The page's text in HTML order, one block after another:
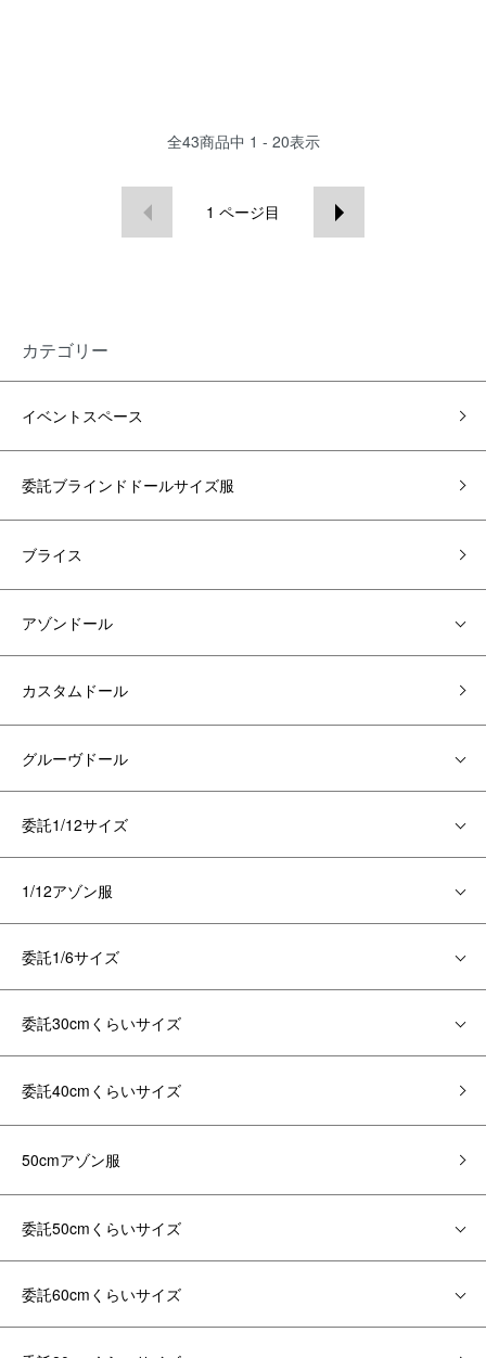
全43商品中 1 - 20表示
1 ページ目
カテゴリー
イベントスペース
委託ブラインドドールサイズ服
ブライス
アゾンドール
カスタムドール
グルーヴドール
委託1/12サイズ
1/12アゾン服
委託1/6サイズ
委託30cmくらいサイズ
委託40cmくらいサイズ
50cmアゾン服
委託50cmくらいサイズ
委託60cmくらいサイズ